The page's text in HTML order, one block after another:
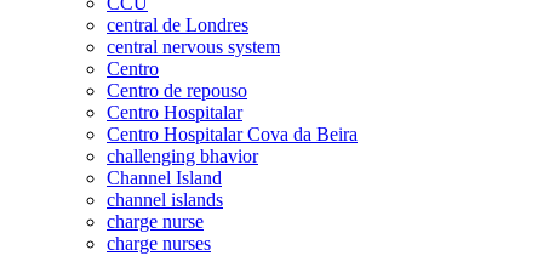
central de Londres
central nervous system
Centro
Centro de repouso
Centro Hospitalar
Centro Hospitalar Cova da Beira
challenging bhavior
Channel Island
channel islands
charge nurse
charge nurses